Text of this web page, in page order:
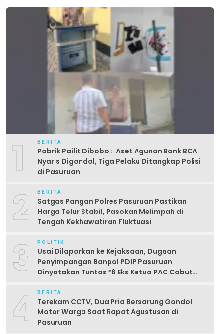
1 BERITA
Pabrik Pailit Dibobol: Aset Agunan Bank BCA
Nyaris Digondol, Tiga Pelaku Ditangkap Polisi
di Pasuruan
2 BERITA
Satgas Pangan Polres Pasuruan Pastikan
Harga Telur Stabil, Pasokan Melimpah di
Tengah Kekhawatiran Fluktuasi
3 POLITIK
Usai Dilaporkan ke Kejaksaan, Dugaan
Penyimpangan Banpol PDIP Pasuruan
Dinyatakan Tuntas “6 Eks Ketua PAC Cabut
4 BERITA
Terekam CCTV, Dua Pria Bersarung Gondol
Motor Warga Saat Rapat Agustusan di
Pasuruan